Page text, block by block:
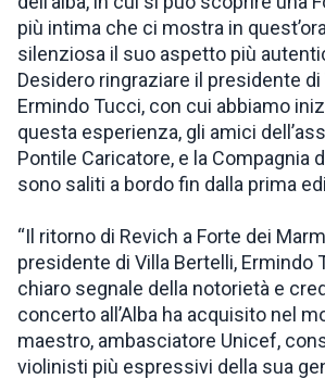
più intima che ci mostra in
silenziosa il suo aspetto più
Desidero ringraziare il presidente di
Ermindo Tucci, con cui abbiamo
questa esperienza, gli amici
Pontile Caricatore, e la Compagnia
sono saliti a bordo fin dalla prima
“Il ritorno di Revich a Forte dei
presidente di Villa Bertelli, Ermindo
chiaro segnale della notorietà e
concerto all’Alba ha acquisito nel
maestro, ambasciatore Unicef,
violinisti più espressivi della sua